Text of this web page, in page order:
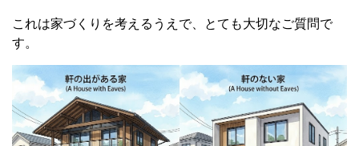
これは家づくりを考えるうえで、とても大切なご質問で
す。